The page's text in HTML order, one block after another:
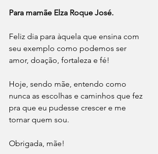
Para mamãe Elza Roque José.
Feliz dia para àquela que ensina com
seu exemplo como podemos ser
amor, doação, fortaleza e fé!
Hoje, sendo mãe, entendo como
nunca as escolhas e caminhos que fez
pra que eu pudesse crescer e me
tornar quem sou.
Obrigada, mãe!